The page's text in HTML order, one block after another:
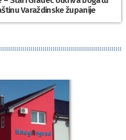
Varaždinske županije